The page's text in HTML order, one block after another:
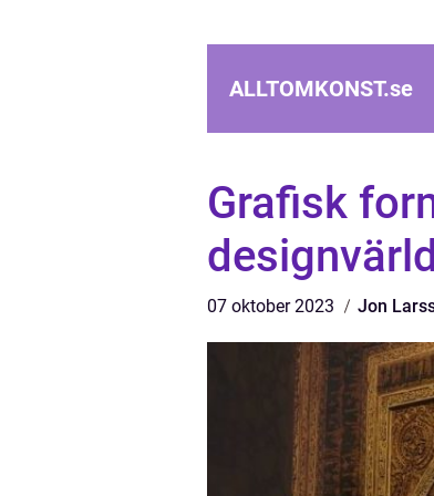
ALLTOMKONST.se
Grafisk
07 oktober 2023 Jon